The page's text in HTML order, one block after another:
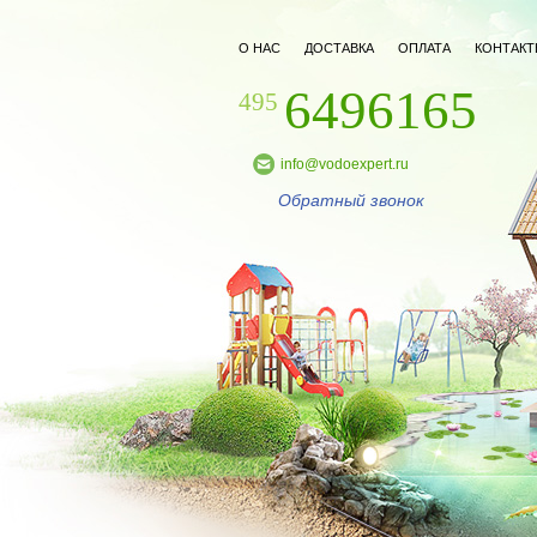
О НАС ДОСТАВКА ОПЛАТА
495 6496165
info@vodoexpert.ru
Обратный звонок